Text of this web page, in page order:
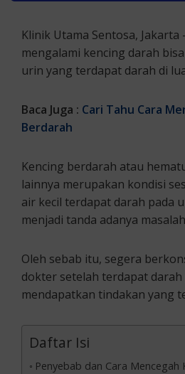
Klinik Utama Sentosa, Jakarta
mengalami kencing darah
urin yang terdapat darah di
Baca Juga : Cari Tahu Cara
Berdarah
Kencing berdarah atau
lainnya merupakan kondisi
air kecil terdapat darah pada
menjadi tanda adanya
Oleh sebab itu, segera
dokter setelah terdapat
mendapatkan tindakan yang
Daftar Isi
Penyebab dan Cara Mencegah